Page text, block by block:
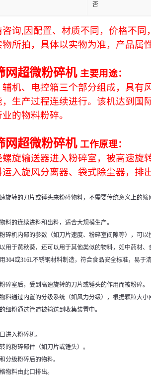
否
询,因配置、材质不同，价格不同
所拍，具体以实物为准，产品属
网超微粉碎机 主要用途：
机、电控箱三个部分组成，具有
生产过程连续进行。该机达到国
的物料粉碎。
网超微粉碎机 工作原理：
旋输送器进入粉碎室，被高速旋
入旋风分离器、袋式除尘器，排
旋转的刀片或锤头来粉碎物料，不需要传统意义上的
料的连续进料和出料，适合大规模生产。
碎机内部的参数（如刀片速度、粉碎室间隙等），可
用于黄秋葵，还可以用于其他类似的物料，如中药材、
304或316L不锈钢材料制造，符合食品安全标准，易于
碎室后，受到高速旋转的刀片或锤头的作用而被粉碎。
料通过内置的分级系统（如风力分级），根据颗粒大小
细粉通过管道被输送到收集装置中。
进入粉碎机。
的粉碎部件（如刀片或锤头）。
分级粉碎后的物料。
物料由此口排出。